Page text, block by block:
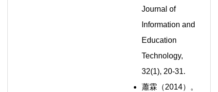
Journal of
Information and
Education
Technology,
32(1), 20-31.
蕭霖（2014）。